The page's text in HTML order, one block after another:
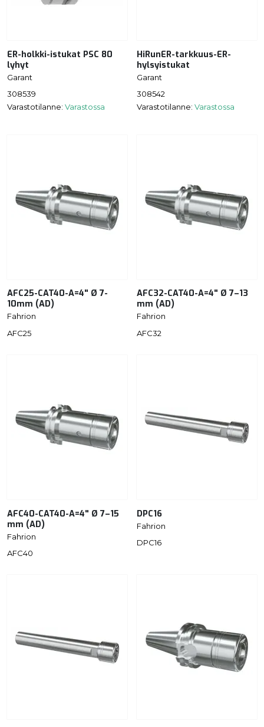
ER-holkki-istukat PSC 80
lyhyt
Garant
308539
Varastotilanne: Varastossa
HiRunER-tarkkuus-ER-
hylsyistukat
Garant
308542
Varastotilanne: Varastossa
AFC25-CAT40-A=4" Ø 7-
10mm (AD)
Fahrion
AFC25
AFC32-CAT40-A=4" Ø 7–13
mm (AD)
Fahrion
AFC32
AFC40-CAT40-A=4" Ø 7–15
mm (AD)
Fahrion
AFC40
DPC16
Fahrion
DPC16